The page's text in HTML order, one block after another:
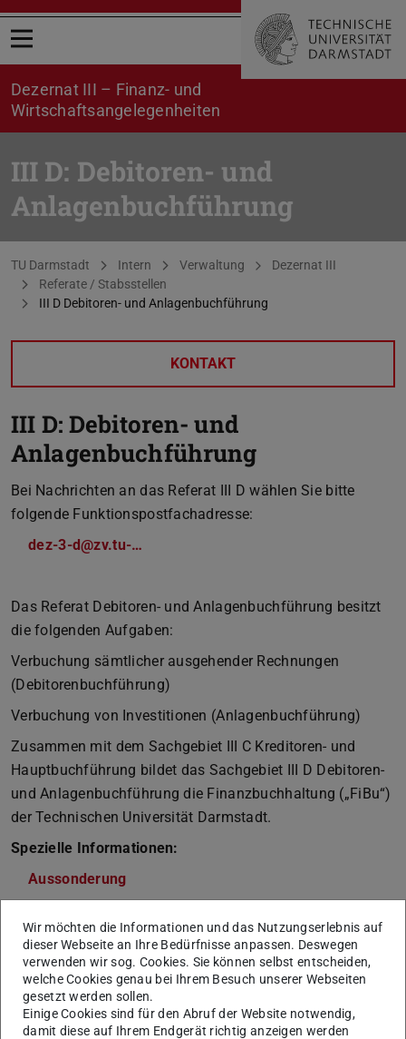
Menü öffnen
Dezernat III – Finanz- und
Wirtschaftsangelegenheiten
III D: Debitoren- und
Anlagenbuchführung
Sie befinden sich hier:
TU Darmstadt Intern Verwaltung
Dezernat III
Referate / Stabsstellen
III D Debitoren- und Anlagenbuchführung
KONTAKT
III D: Debitoren- und
Anlagenbuchführung
Bei Nachrichten an das Referat III D wählen Sie bitte
folgende Funktionspostfachadresse:
dez-3-d@zv.tu-…
Das Referat Debitoren- und Anlagenbuchführung besitzt
die folgenden Aufgaben:
Verbuchung sämtlicher ausgehender Rechnungen
(Debitorenbuchführung)
Verbuchung von Investitionen (Anlagenbuchführung)
Zusammen mit dem Sachgebiet III C Kreditoren- und
Hauptbuchführung bildet das Sachgebiet III D Debitoren-
und Anlagenbuchführung die Finanzbuchhaltung („FiBu“)
der Technischen Universität Darmstadt.
Spezielle Informationen:
Aussonderung
Kontoauszug
Dokumente und Formulare
Wir möchten die Informationen und das Nutzungserlebnis auf
dieser Webseite an Ihre Bedürfnisse anpassen. Deswegen
verwenden wir sog. Cookies. Sie können selbst entscheiden,
welche Cookies genau bei Ihrem Besuch unserer Webseiten
gesetzt werden sollen.
Einige Cookies sind für den Abruf der Website notwendig,
damit diese auf Ihrem Endgerät richtig anzeigen werden